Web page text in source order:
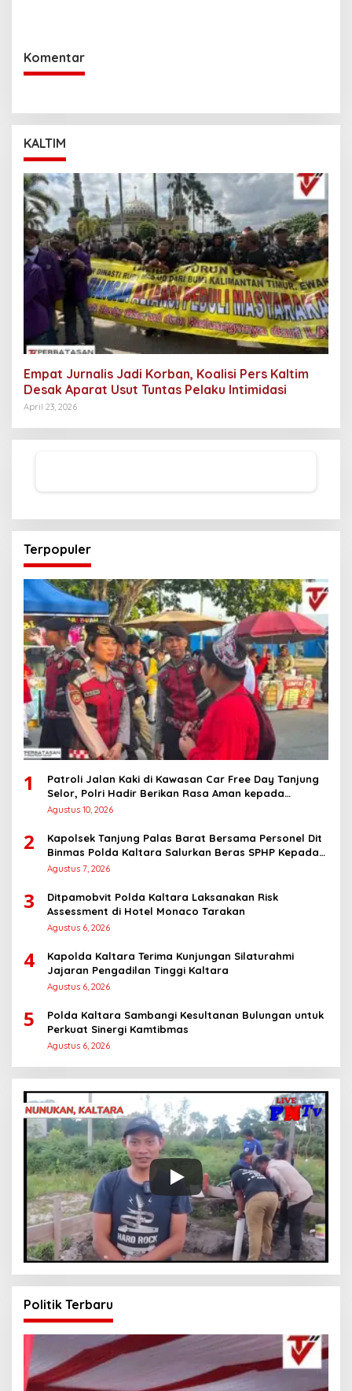
Komentar
KALTIM
Empat Jurnalis Jadi Korban, Koalisi Pers Kaltim
Desak Aparat Usut Tuntas Pelaku Intimidasi
April 23, 2026
Terpopuler
1
Patroli Jalan Kaki di Kawasan Car Free Day Tanjung
Selor, Polri Hadir Berikan Rasa Aman kepada
Masyarakat
Agustus 10, 2026
2
Kapolsek Tanjung Palas Barat Bersama Personel Dit
Binmas Polda Kaltara Salurkan Beras SPHP Kepada
Masyarakat
Agustus 7, 2026
3
Ditpamobvit Polda Kaltara Laksanakan Risk
Assessment di Hotel Monaco Tarakan
Agustus 6, 2026
4
Kapolda Kaltara Terima Kunjungan Silaturahmi
Jajaran Pengadilan Tinggi Kaltara
Agustus 6, 2026
5
Polda Kaltara Sambangi Kesultanan Bulungan untuk
Perkuat Sinergi Kamtibmas
Agustus 6, 2026
Politik Terbaru